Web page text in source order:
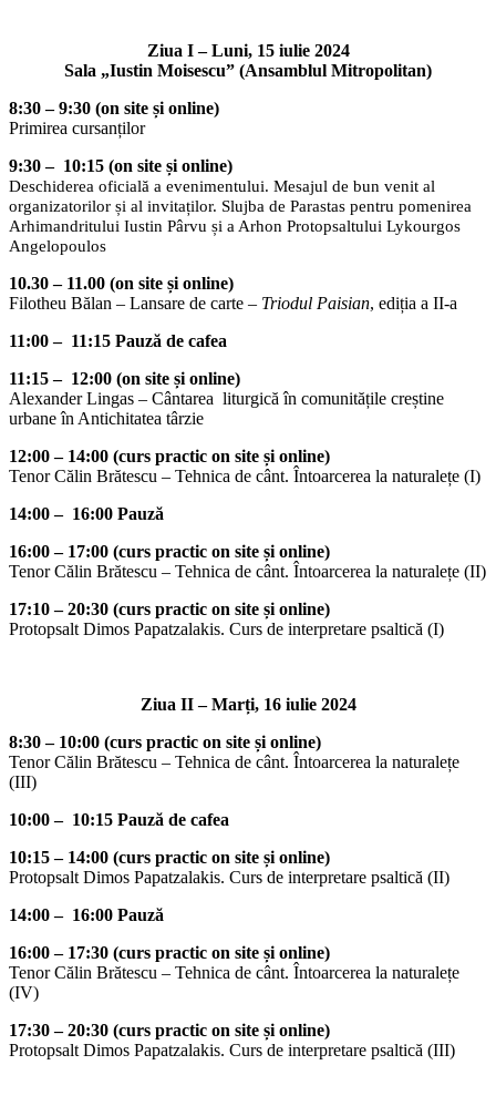
Ziua I – Luni, 15 iulie 2024
Sala „Iustin Moisescu” (Ansamblul Mitropolitan)
8:30 – 9:30 (on site și online)
Primirea cursanților
9:30 – 10:15 (on site și online)
Deschiderea oficială a evenimentului. Mesajul de bun venit al
organizatorilor și al invitaților. Slujba de Parastas pentru pomenirea
Arhimandritului Iustin Pârvu și a Arhon Protopsaltului Lykourgos
Angelopoulos
10.30 – 11.00 (on site și online)
Filotheu Bălan – Lansare de carte – Triodul Paisian, ediția a II-a
11:00 – 11:15 Pauză de cafea
11:15 – 12:00 (on site și online)
Alexander Lingas – Cântarea liturgică în comunitățile creștine
urbane în Antichitatea târzie
12:00 – 14:00 (curs practic on site și online)
Tenor Călin Brătescu – Tehnica de cânt. Întoarcerea la naturalețe (I)
14:00 – 16:00 Pauză
16:00 – 17:00 (curs practic on site și online)
Tenor Călin Brătescu – Tehnica de cânt. Întoarcerea la naturalețe (II)
17:10 – 20:30 (curs practic on site și online)
Protopsalt Dimos Papatzalakis. Curs de interpretare psaltică (I)
Ziua II – Marți, 16 iulie 2024
8:30 – 10:00 (curs practic on site și online)
Tenor Călin Brătescu – Tehnica de cânt. Întoarcerea la naturalețe
(III)
10:00 – 10:15 Pauză de cafea
10:15 – 14:00 (curs practic on site și online)
Protopsalt Dimos Papatzalakis. Curs de interpretare psaltică (II)
14:00 – 16:00 Pauză
16:00 – 17:30 (curs practic on site și online)
Tenor Călin Brătescu – Tehnica de cânt. Întoarcerea la naturalețe
(IV)
17:30 – 20:30 (curs practic on site și online)
Protopsalt Dimos Papatzalakis. Curs de interpretare psaltică (III)